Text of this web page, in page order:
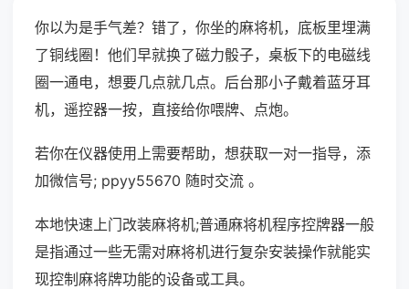
你以为是手气差？错了，你坐的麻将机，底板里埋满
了铜线圈！他们早就换了磁力骰子，桌板下的电磁线
圈一通电，想要几点就几点。后台那小子戴着蓝牙耳
机，遥控器一按，直接给你喂牌、点炮。
若你在仪器使用上需要帮助，想获取一对一指导，添
加微信号; ppyy55670 随时交流 。
本地快速上门改装麻将机;普通麻将机程序控牌器一般
是指通过一些无需对麻将机进行复杂安装操作就能实
现控制麻将牌功能的设备或工具。